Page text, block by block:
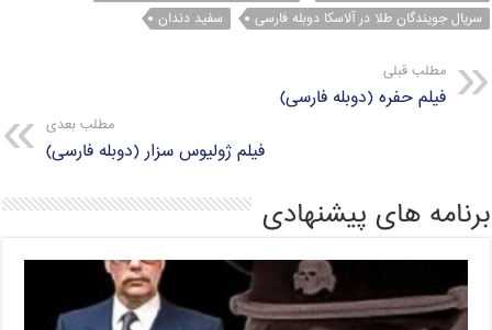
سریال جویندگان طلا در آلاسکا دوبله فارسی
سفید دندان
مطلب قبلی
فیلم حفره (دوبله فارسی)
مطلب بعدی
فیلم ژولیوس سزار (دوبله فارسی)
برنامه های پیشنهادی